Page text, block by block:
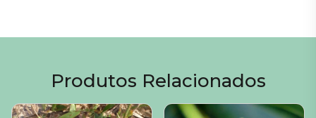
Produtos Relacionados